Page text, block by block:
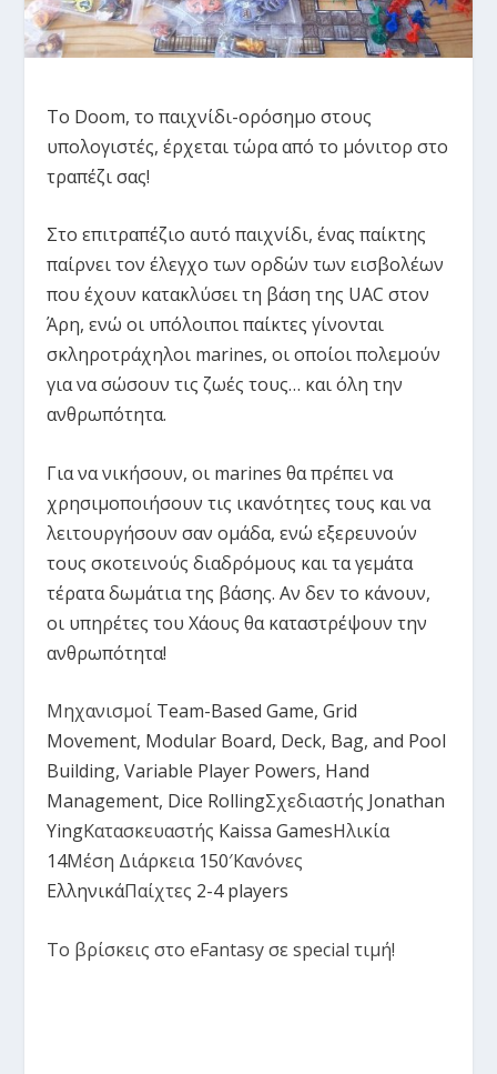
Το Doom, το παιχνίδι-ορόσημο στους
υπολογιστές, έρχεται τώρα από το μόνιτορ στο
τραπέζι σας!
Στο επιτραπέζιο αυτό παιχνίδι, ένας παίκτης
παίρνει τον έλεγχο των ορδών των εισβολέων
που έχουν κατακλύσει τη βάση της UAC στον
Άρη, ενώ οι υπόλοιποι παίκτες γίνονται
σκληροτράχηλοι marines, οι οποίοι πολεμούν
για να σώσουν τις ζωές τους… και όλη την
ανθρωπότητα.
Για να νικήσουν, οι marines θα πρέπει να
χρησιμοποιήσουν τις ικανότητες τους και να
λειτουργήσουν σαν ομάδα, ενώ εξερευνούν
τους σκοτεινούς διαδρόμους και τα γεμάτα
τέρατα δωμάτια της βάσης. Αν δεν το κάνουν,
οι υπηρέτες του Χάους θα καταστρέψουν την
ανθρωπότητα!
Μηχανισμοί Team-Based Game,Grid
Movement, Modular Board, Deck, Bag, and Pool
Building,Variable Player Powers, Hand
Management, Dice RollingΣχεδιαστής Jonathan
YingΚατασκευαστής Kaissa GamesΗλικία
14Μέση Διάρκεια 150′Κανόνες
ΕλληνικάΠαίχτες 2-4 players
Το βρίσκεις στο eFantasy σε special τιμή!